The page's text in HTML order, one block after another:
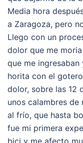
Media hora
a Zaragoza, pero
Llego con un
dolor que me
que me
horita con el
dolor, sobre las 12
unos calambres
al frío, que hasta
fue mi primera